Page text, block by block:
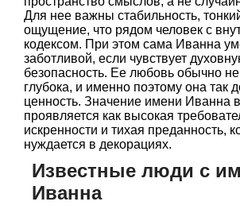
Для нее важны стабильность,
ощущение, что рядом человек с
кодексом. При этом сама Иванна
заботливой, если чувствует
безопасность. Ее любовь обычно
глубока, и именно поэтому она так
ценность. Значение имени Иванна
проявляется как высокая
искренности и тихая преданность,
нуждается в декорациях.
Известные люди с
Иванна